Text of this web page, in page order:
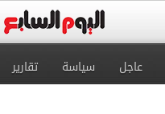
عاجل سياسة تقارير